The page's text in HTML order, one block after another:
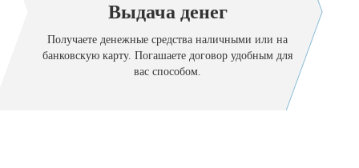
Выдача денег
Получаете денежные средства наличными или на
банковскую карту. Погашаете договор удобным для
вас способом.